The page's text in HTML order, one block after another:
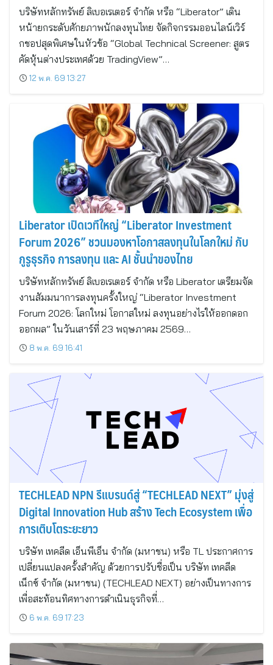
บริษัทหลักทรัพย์ ลิเบอเรเตอร์ จำกัด หรือ “Liberator” เดิน
หน้ายกระดับศักยภาพนักลงทุนไทย จัดกิจกรรมออนไลน์เวิร์
กชอปสุดพิเศษในหัวข้อ “Global Technical Screener: สูตร
คัดหุ้นต่างประเทศด้วย TradingView”…
12 พ.ค. 69 13:27
Liberator เปิดเวทีใหญ่ “Liberator Investment
Forum 2026” ชวนมองหาโอกาสลงทุนในโลกใหม่ กับ
กูรูธุรกิจ การลงทุน และ AI ชั้นนำของไทย
บริษัทหลักทรัพย์ ลิเบอเรเตอร์ จำกัด หรือ Liberator เตรียมจัด
งานสัมมนาการลงทุนครั้งใหญ่ “Liberator Investment
Forum 2026: โลกใหม่ โอกาสใหม่ ลงทุนอย่างไรให้ออกดอก
ออกผล” ในวันเสาร์ที่ 23 พฤษภาคม 2569…
8 พ.ค. 69 16:41
TECHLEAD NPN รีแบรนด์สู่ “TECHLEAD NEXT” มุ่งสู่
Digital Innovation Hub สร้าง Tech Ecosystem เพื่อ
การเติบโตระยะยาว
บริษัท เทคลีด เอ็นพีเอ็น จำกัด (มหาชน) หรือ TL ประกาศการ
เปลี่ยนแปลงครั้งสำคัญ ด้วยการปรับชื่อเป็น บริษัท เทคลีด
เน็กซ์ จำกัด (มหาชน) (TECHLEAD NEXT) อย่างเป็นทางการ
เพื่อสะท้อนทิศทางการดำเนินธุรกิจที่…
6 พ.ค. 69 17:23